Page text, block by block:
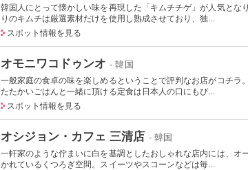
韓国人にとって懐かしい味を再現した「キムチチゲ」が人気とな
りのキムチは厳選素材だけを使用し熟成させており、独...
スポット情報を見る
オモニワコドゥンオ - 韓国
一般家庭の食卓の味を楽しめるということで評判なお店がコチラ
たたかいごはんと一緒に頂ける定食は日本人の口にもぴ...
スポット情報を見る
オシジョン・カフェ 三清店 - 韓国
一軒家のような佇まいに白を基調としたおしゃれな店内には、オ
かれているくつろぎ空間。スイーツやスコーンなどは毎...